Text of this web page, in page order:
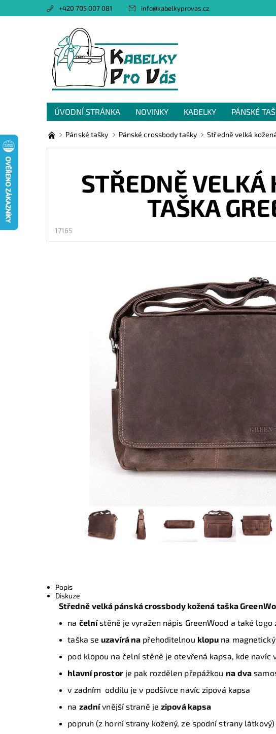
+420 705 007 081 info@kabelkyprovas.cz
ÚVODNÍ STRÁNKA NOVINKY KABELKY PÁNSKÉ
OBCHODNÍ PODMÍNKY
GDPR NAPIŠTE NÁM
Pánské tašky Pánské crossbody tašky Středně velká
STŘEDNĚ VELKÁ
TAŠKA
17165
Popis
Diskuze
Středně velká pánská crossbody kožená taška
na čelnístěně je vyražen nápis GreenWood a také logo
taška seuzavírá na přehoditelnou klopu na
pod klopou na čelní stěně je otevřená kapsa, kde
hlavní prostorje pak rozdělen přepážkou na dva
v zadním oddílu je v podšívce navíc zipová kapsa
na zadnívnější straně jezipová kapsa
popruh (z horní strany kožený, ze spodní strany